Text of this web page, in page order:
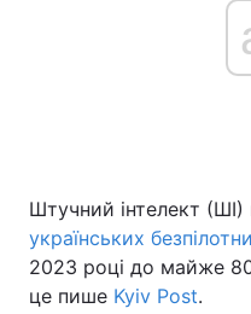
Штучний інтелект (ШІ)
українських
2023 році до майже
це пише Kyiv Post.